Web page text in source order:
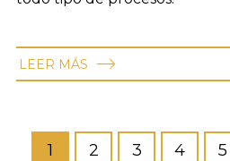
LEER MÁS
1 2 3 4 5